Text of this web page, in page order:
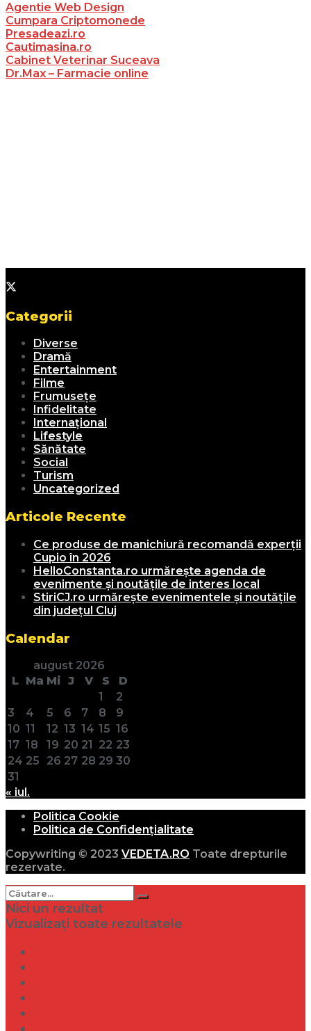
Agentie Web Design
Cumpara Criptomonede
Presadeazi.ro
Cautimasina.ro
Cabinet Veterinar Suceava
Dr.Max – Farmacie online
Categorii
Diverse
Dramă
Entertainment
Filme
Frumusețe
Infidelitate
Internațional
Lifestyle
Sănătate
Social
Turism
Uncategorized
Articole Recente
Ce produse de manichiură recomandă experții
Cupio în 2026
HelloConstanta.ro urmărește agenda de
evenimente și noutățile de interes local
StiriCJ.ro urmărește evenimentele și noutățile
din județul Cluj
Calendar
august 2026
L Ma Mi J V S
D
1
2
3
4 5 6 7 8
9
10 11 12 13 14 15 16
17 18 19 20 21 22 23
24 25 26 27 28 29 30
31
« iul.
Politica Cookie
Politica de Confidențialitate
Copywriting © 2023 VEDETA.RO Toate drepturile
rezervate.
Nici un rezultat
Vizualizați toate rezultatele